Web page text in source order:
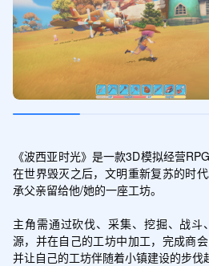
《波西亚时光》是一款3D模拟经营
在世界毁灭之后，文明重新复苏的时
承父亲留给他/她的一座工坊。
主角需通过砍伐、采集、挖掘、战
源，并在自己的工坊中加工，完成商
并让自己的工坊伴随着小镇建设的步伐